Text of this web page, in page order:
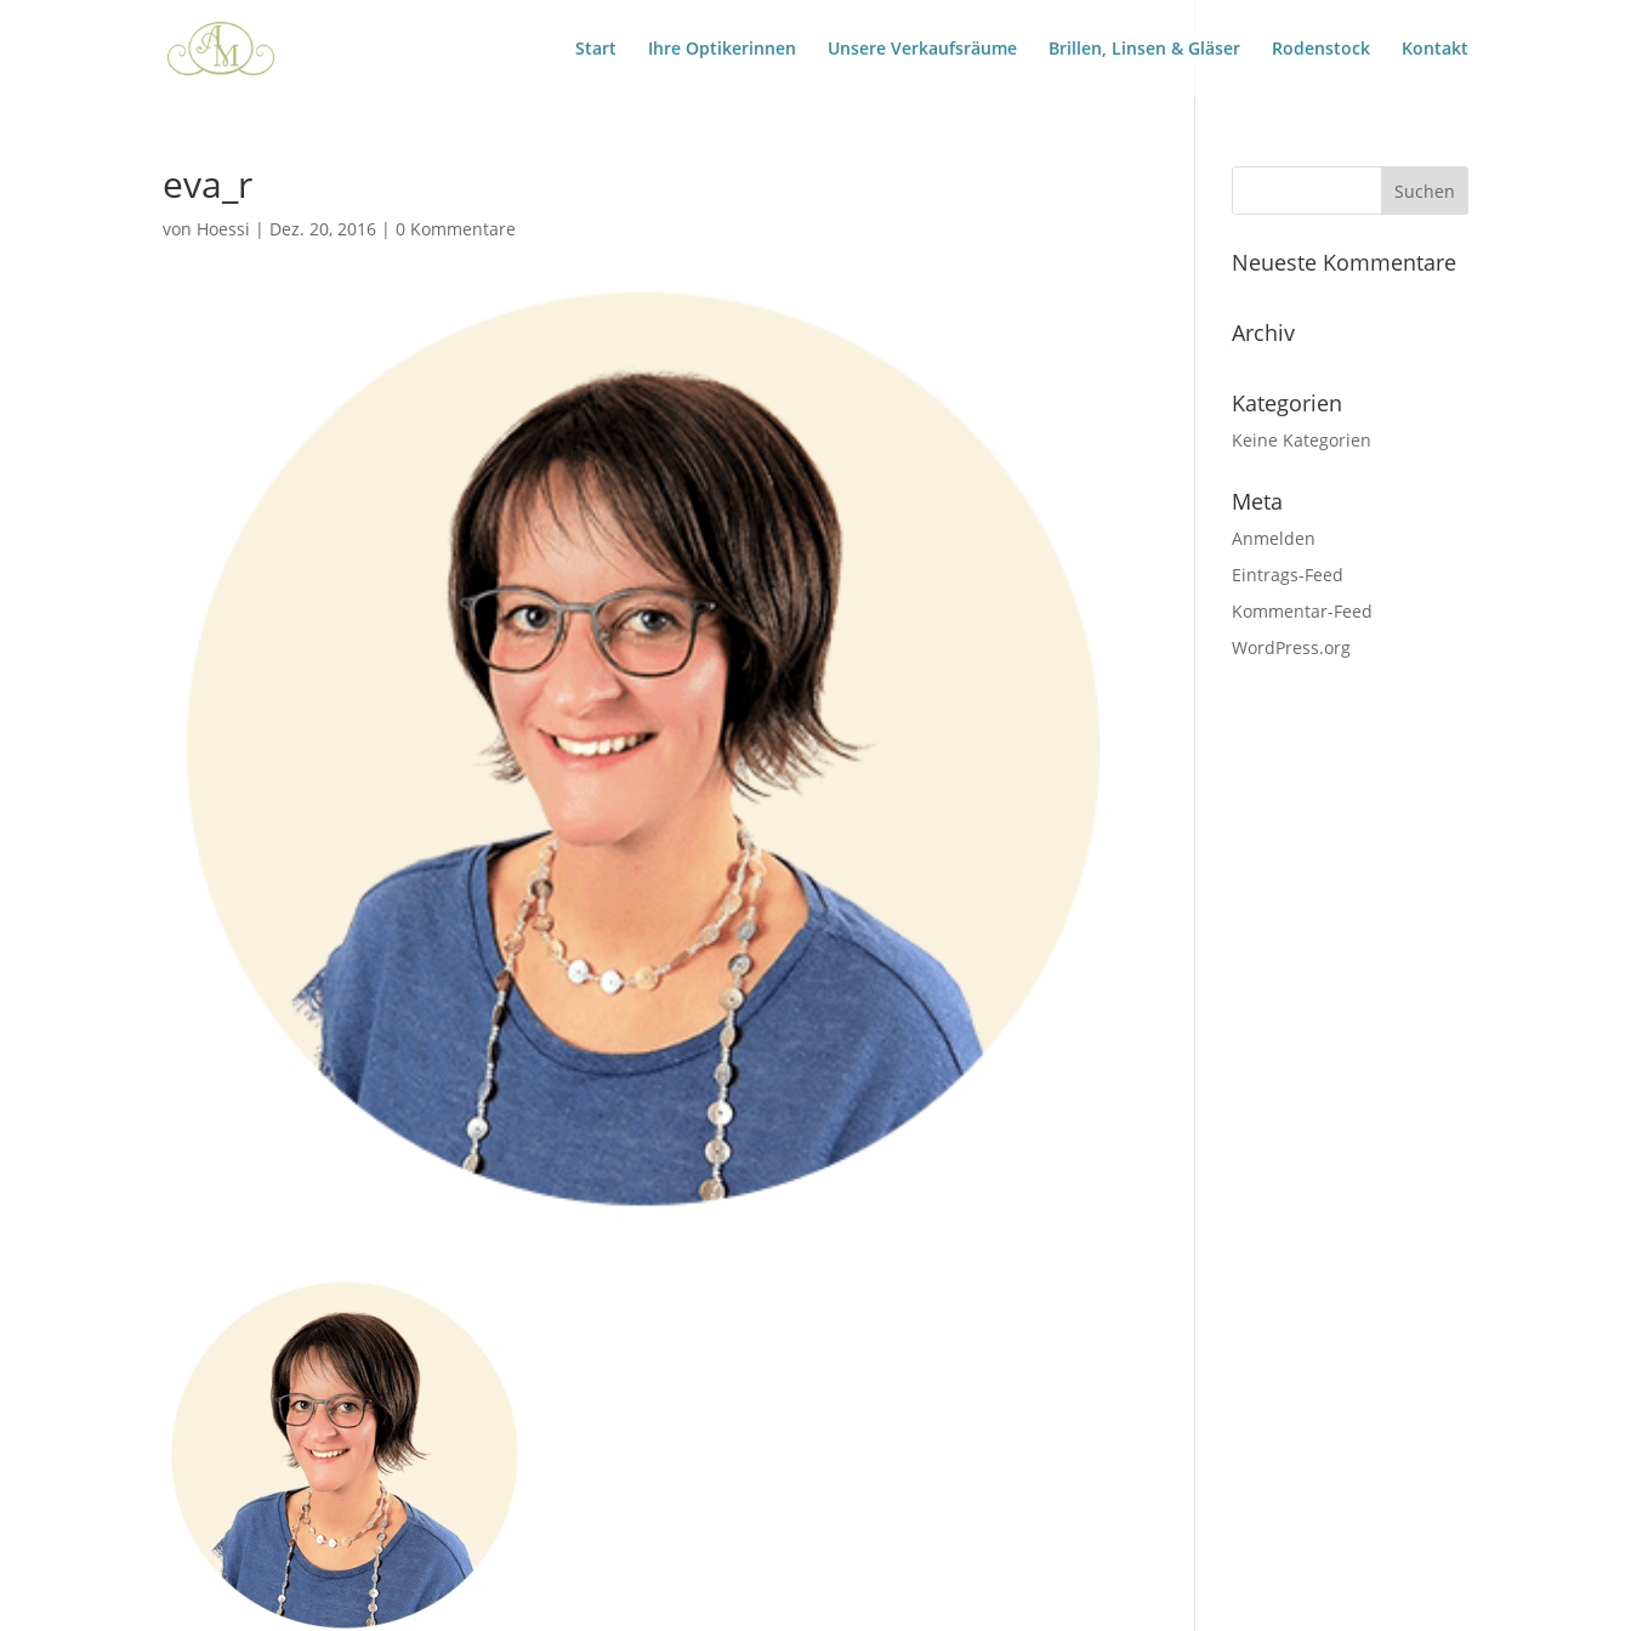
Start Ihre Optikerinnen Unsere Verkaufsräume Brillen, Linsen & Gläser Rodenstock Kontakt
eva_r
von Hoessi | Dez. 20, 2016 |0 Kommentare
Neueste Kommentare
Archiv
Kategorien
Keine Kategorien
Meta
Anmelden
Eintrags-Feed
Kommentar-Feed
WordPress.org